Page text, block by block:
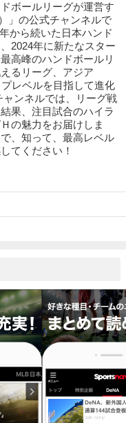
ボールリーグが運営す
」の公式チャンネルで
から続いた日本ハンド
2024年に新たなスター
高峰のハンドボールリ
るリーグ、アジア
レベルを目指して進化
ンネルでは、リーグ戦
果、注目試合のハイラ
の魅力をお届けしま
、知って、最高レベル
てください！